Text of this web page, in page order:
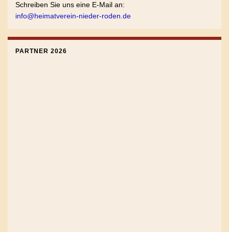
Schreiben Sie uns eine E-Mail an:
info@heimatverein-nieder-roden.de
PARTNER 2026